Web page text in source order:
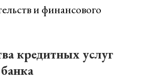
и финансового
кредитных услуг